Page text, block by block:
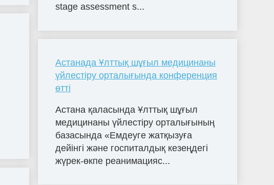
stage assessment s...
Астанада Ұлттық шұғыл медицинаны
үйлестіру орталығында конференция
өтті
Астана қаласында Ұлттық шұғыл
медицинаны үйлестіру орталығының
базасында «Емдеуге жатқызуға
дейінгі және госпиталдық кезеңдегі
жүрек-өкпе реанимацияс...